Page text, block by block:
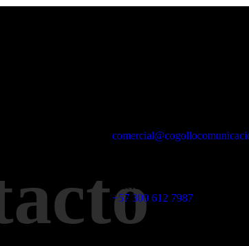
Teléfono
+57 300 612 7987